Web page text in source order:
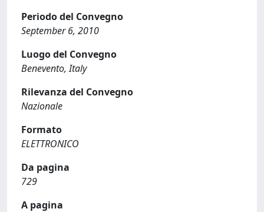
Periodo del Convegno
September 6, 2010
Luogo del Convegno
Benevento, Italy
Rilevanza del Convegno
Nazionale
Formato
ELETTRONICO
Da pagina
729
A pagina